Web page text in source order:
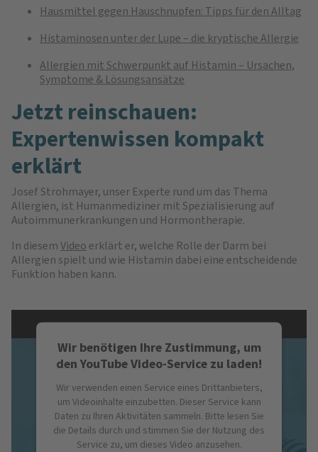
Hausmittel gegen Hauschnupfen: Tipps für den Alltag
Histaminosen unter der Lupe – die kryptische Allergie
Allergien mit Schwerpunkt auf Histamin – Ursachen,
Symptome & Lösungsansätze
Jetzt reinschauen:
Expertenwissen kompakt
erklärt
Josef Strohmayer, unser Experte rund um das Thema
Allergien, ist Humanmediziner mit Spezialisierung auf
Autoimmunerkrankungen und Hormontherapie.
In diesemVideoerklärt er, welche Rolle der Darm bei
Allergien spielt und wie Histamin dabei eine entscheidende
Funktion haben kann.
Wir benötigen Ihre Zustimmung, um
den YouTube Video-Service zu laden!
Wir verwenden einen Service eines Drittanbieters,
um Videoinhalte einzubetten. Dieser Service kann
Daten zu Ihren Aktivitäten sammeln. Bitte lesen Sie
die Details durch und stimmen Sie der Nutzung des
Service zu, um dieses Video anzusehen.